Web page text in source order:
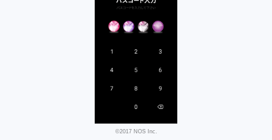
©2017 NOS Inc.